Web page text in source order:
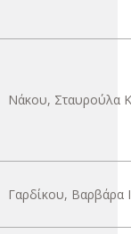
Νάκου, Σταυρούλα
Γαρδίκου, Βαρβάρα